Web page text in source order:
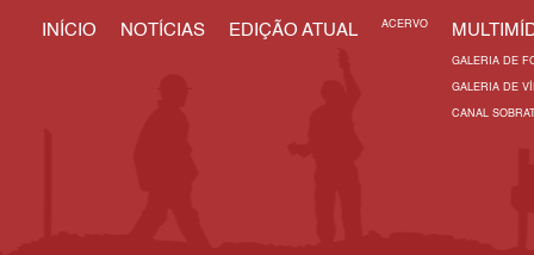
INÍCIO NOTÍCIAS EDIÇÃO ATUAL ACERVO
GALERIA DE
GALERIA DE
CANAL